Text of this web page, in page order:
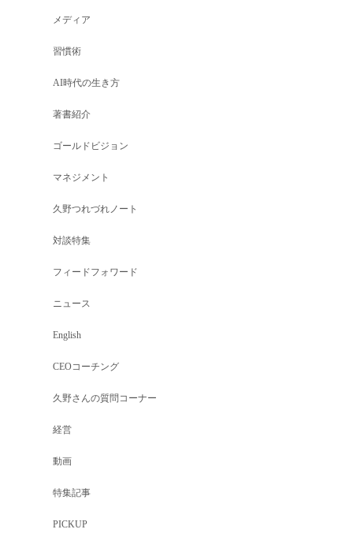
メディア
習慣術
AI時代の生き方
著書紹介
ゴールドビジョン
マネジメント
久野つれづれノート
対談特集
フィードフォワード
ニュース
English
CEOコーチング
久野さんの質問コーナー
経営
動画
特集記事
PICKUP